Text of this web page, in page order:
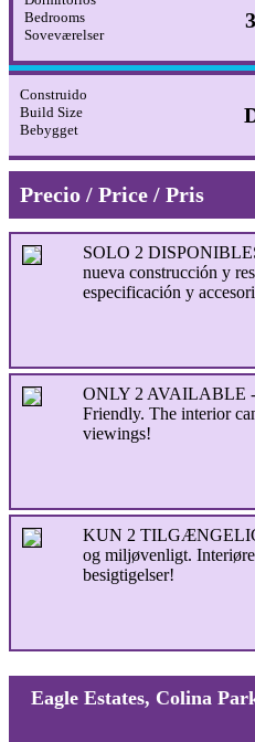
Bedrooms
Soveværelser
3
Construido
Build Size
Bebygget
Precio / Price / Pris
SOLO 2
nueva construcción y
especificación y
ONLY 2 AVAILABLE -
Friendly. The interior
viewings!
KUN 2
og miljøvenligt.
besigtigelser!
Eagle Estates, Colina